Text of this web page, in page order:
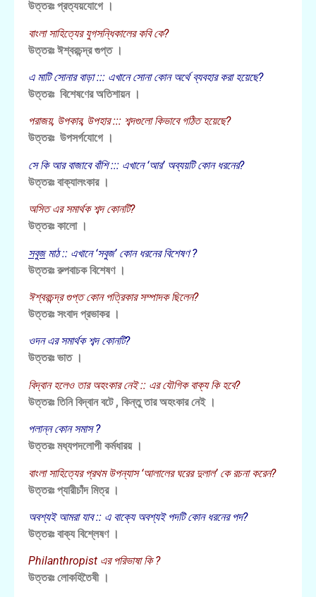
উত্তরঃ প্রত্যয়যোগে ।
বাংলা সাহিত্যের যুগসন্ধিকালের কবি কে?
উত্তরঃ ঈশ্বরচন্দ্র গুপ্ত ।
এ মাটি সোনার বাড়া ::: এখানে সোনা কোন অর্থে ব্যবহার করা হয়েছে?
উত্তরঃ বিশেষণের অতিশায়ন ।
পরাজয়, উপকার, উপহার ::: শব্দগুলো কিভাবে গঠিত হয়েছে?
উত্তরঃ উপসর্গযোগে ।
সে কি আর বাজাবে বাঁশি ::: এখানে ‘আর’ অব্যয়টি কোন ধরনের?
উত্তরঃ বাক্যালংকার ।
অসিত এর সমার্থক শব্দ কোনটি?
উত্তরঃ কালো ।
সবুজমাঠ :: এখানে ‘সবুজ’ কোন ধরনের বিশেষণ ?
উত্তরঃ রুপবাচক বিশেষণ ।
ঈশ্বরচন্দ্র গুপ্ত কোন পত্রিকার সম্পাদক ছিলেন?
উত্তরঃ সংবাদ প্রভাকর ।
ওদন এর সমার্থক শব্দ কোনটি?
উত্তরঃ ভাত ।
বিদ্বান হলেও তার অহংকার নেই :: এর যৌগিক বাক্য কি হবে?
উত্তরঃ তিনি বিদ্বান বটে , কিন্তু তার অহংকার নেই ।
পলান্ন কোন সমাস ?
উত্তরঃ মধ্যপদলোপী কর্মধারয় ।
বাংলা সাহিত্যের প্রথম উপন্যাস ‘আলালের ঘরের দুলাল’ কে রচনা করেন?
উত্তরঃ প্যারীচাঁদ মিত্র ।
অবশ্যই আমরা যাব :: এ বাক্যে অবশ্যই পদটি কোন ধরনের পদ?
উত্তরঃ বাক্য বিশ্লেষণ ।
Philanthropist এর পরিভাষা কি ?
উত্তরঃ লোকহিতৈষী ।